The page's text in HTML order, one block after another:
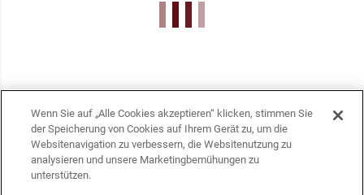
Wenn Sie auf „Alle Cookies akzeptieren“ klicken, stimmen Sie
der Speicherung von Cookies auf Ihrem Gerät zu, um die
Websitenavigation zu verbessern, die Websitenutzung zu
analysieren und unsere Marketingbemühungen zu
unterstützen.